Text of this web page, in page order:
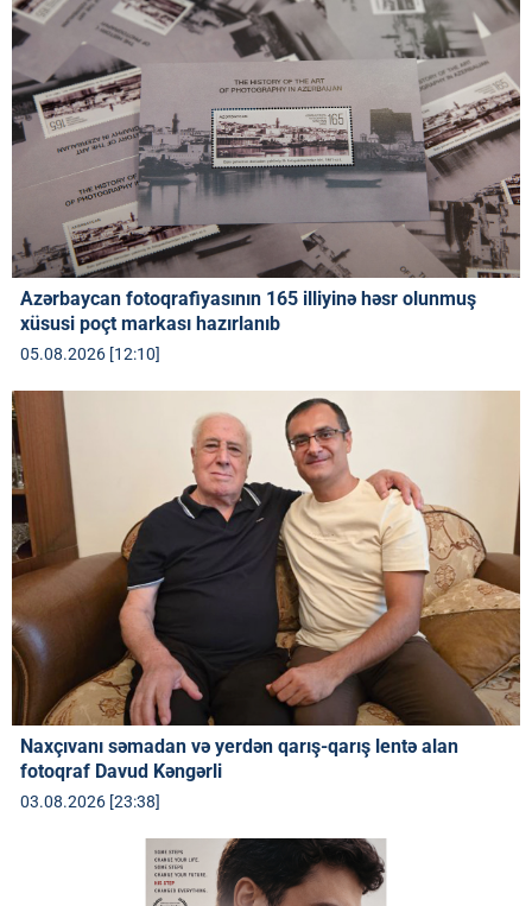
Azərbaycan fotoqrafiyasının 165 illiyinə həsr olunmuş
xüsusi poçt markası hazırlanıb
05.08.2026 [12:10]
Naxçıvanı səmadan və yerdən qarış-qarış lentə alan
fotoqraf Davud Kəngərli
03.08.2026 [23:38]